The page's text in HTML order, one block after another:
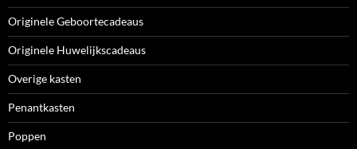
Originele Geboortecadeaus
Originele Huwelijkscadeaus
Overige kasten
Penantkasten
Poppen